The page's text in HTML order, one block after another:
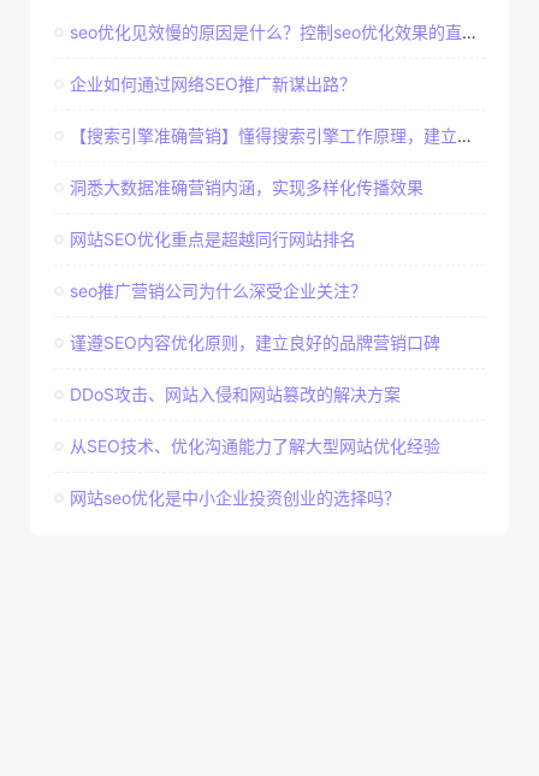
seo优化见效慢的原因是什么？控制seo优化效果的直接因素
企业如何通过网络SEO推广新谋出路？
【搜索引擎准确营销】懂得搜索引擎工作原理，建立准确客户群体
洞悉大数据准确营销内涵，实现多样化传播效果
网站SEO优化重点是超越同行网站排名
seo推广营销公司为什么深受企业关注？
谨遵SEO内容优化原则，建立良好的品牌营销口碑
DDoS攻击、网站入侵和网站篡改的解决方案
从SEO技术、优化沟通能力了解大型网站优化经验
网站seo优化是中小企业投资创业的选择吗？